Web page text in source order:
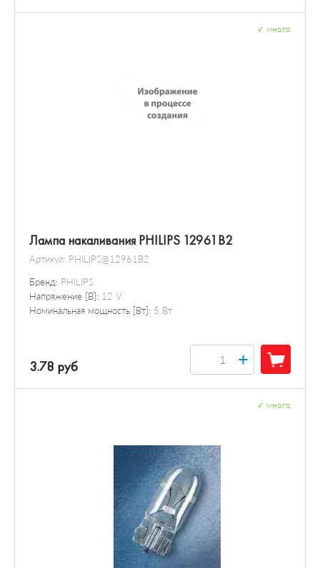
Лампа накаливания PHILIPS 12961B2
Артикул: PHILIPS@12961B2
Бренд: PHILIPS
Напряжение [В]: 12 V
Номинальная мощность [Вт]: 5 Вт
много
3.78 руб +
много